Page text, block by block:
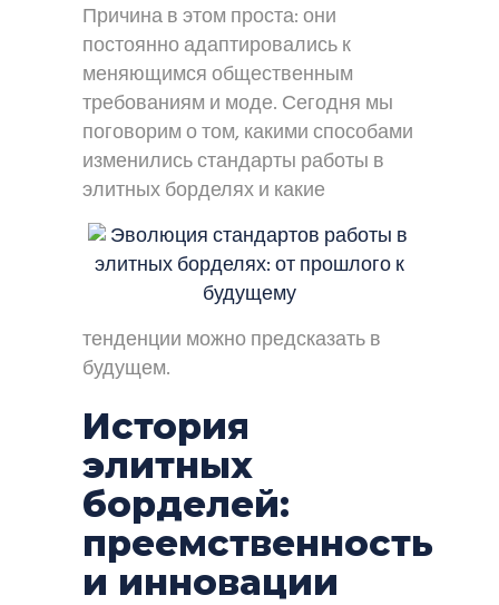
Причина в этом проста: они
постоянно адаптировались к
меняющимся общественным
требованиям и моде. Сегодня мы
поговорим о том, какими способами
изменились стандарты работы в
элитных борделях и какие
тенденции можно предсказать в
будущем.
История
элитных
борделей:
преемственность
и инновации